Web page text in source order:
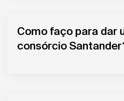
Como faço para dar
consórcio